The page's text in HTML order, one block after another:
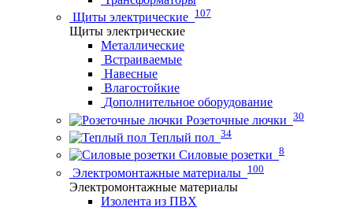
Щиты электрические 107
Щиты электрические
Металлические
Встраиваемые
Навесные
Влагостойкие
Дополнительное оборудование
Розеточные лючки 30
Теплый пол 34
Силовые розетки 8
Электромонтажные материалы 100
Электромонтажные материалы
Изолента из ПВХ